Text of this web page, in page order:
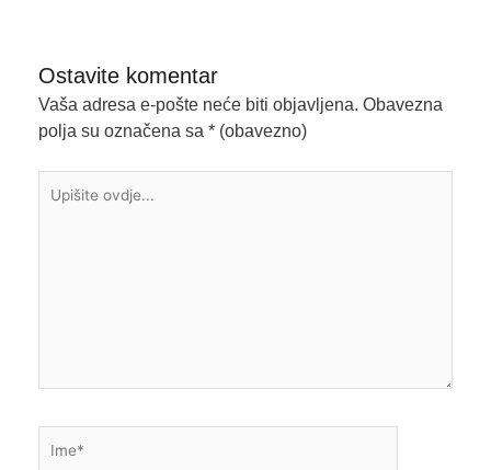
Ostavite komentar
Vaša adresa e-pošte neće biti objavljena. Obavezna
polja su označena sa * (obavezno)
ovdje...